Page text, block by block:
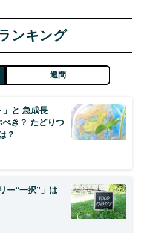
ンキング
週間
」と 急成長
べき？ たどりつ
？
ー“一択”」は